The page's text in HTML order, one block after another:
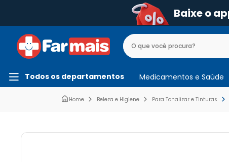
Baixe o
Todos os departamentos Medicamentos e Saúde
Beleza e Higiene Para Tonalizar e Tinturas